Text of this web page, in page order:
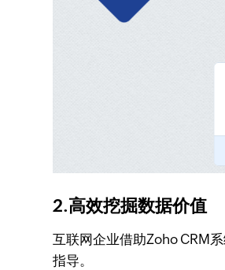
2.高效挖掘数据价值
互联网企业借助Zoho CRM
指导。